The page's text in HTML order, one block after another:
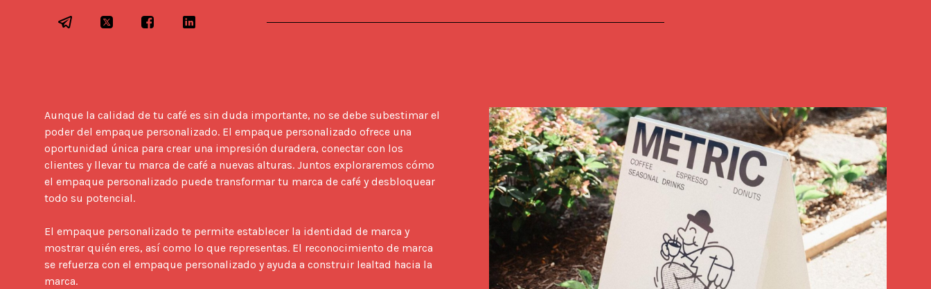
Aunque la calidad de tu café es sin duda importante, no se debe subestimar el
poder del empaque personalizado. El empaque personalizado ofrece una
oportunidad única para crear una impresión duradera, conectar con los
clientes y llevar tu marca de café a nuevas alturas. Juntos exploraremos cómo
el empaque personalizado puede transformar tu marca de café y desbloquear
todo su potencial.
El empaque personalizado te permite establecer la identidad de marca y
mostrar quién eres, así como lo que representas. El reconocimiento de marca
se refuerza con el empaque personalizado y ayuda a construir lealtad hacia la
marca.